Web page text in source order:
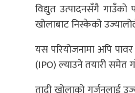
विद्युत उत्पादनसँगै
खोलाबाट निस्केको
यस परियोजनामा अपि
(IPO) ल्याउने तयारी समेत